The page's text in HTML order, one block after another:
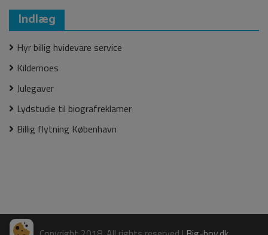
Indlæg
Hyr billig hvidevare service
Kildemoes
Julegaver
Lydstudie til biografreklamer
Billig flytning København